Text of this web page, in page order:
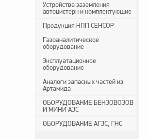
Устройства заземления
автоцистерн и комплектующие
Продукция НПП СЕНСОР
Газоаналитическое
оборудование
Эксплуатационное
оборудование
Аналоги запасных частей из
Артамида
ОБОРУДОВАНИЕ БЕНЗОВОЗОВ
И МИНИ АЗС
ОБОРУДОВАНИЕ АГЗС, ГНС